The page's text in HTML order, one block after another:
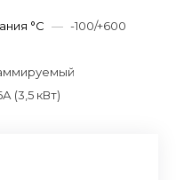
°С — -100/+600
(3,5 кВт)